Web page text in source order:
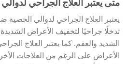
متى يعتبر العلاج الجراحي
يعتبر العلاج الجراحي لدوالي
تدخلًا جراحيًا لتخفيف الأعراض
الشديد والعقم. كما يعتبر العلاج
الأعراض على الرغم من العلاجات